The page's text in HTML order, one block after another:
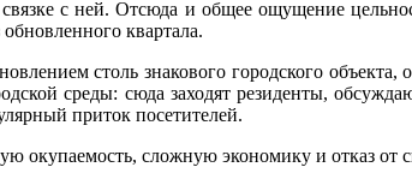
связке с ней. Отсюда и общее ощущение
квартала.
столь знакового городского
среды: сюда заходят резиденты,
приток посетителей.
окупаемость, сложную экономику и отказ от